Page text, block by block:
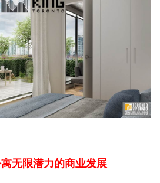
无限潜力的商业发展